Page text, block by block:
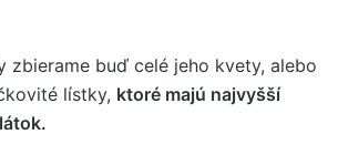
zbierame buď celé jeho kvety, alebo
lístky, ktoré majú najvyšší